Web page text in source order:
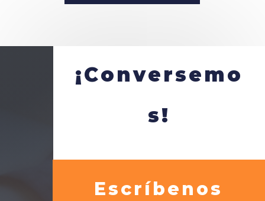
¡Conversemo
s!
Escríbenos